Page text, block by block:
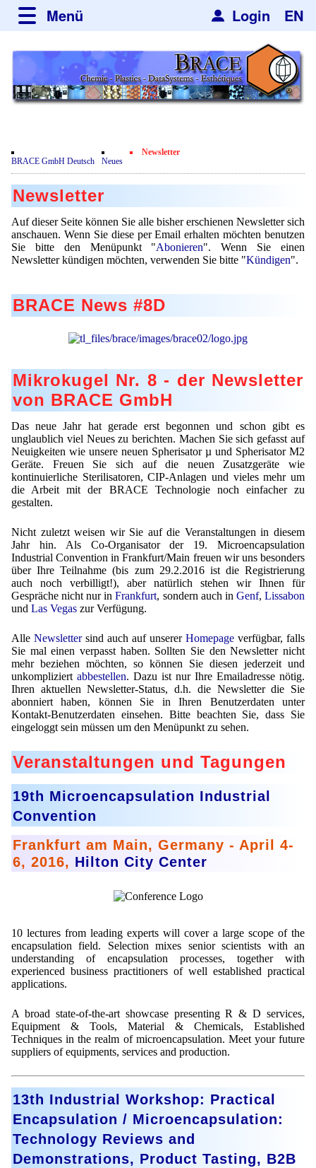
Login EN
Menü
über BRACE
Leistungen
Newsticker
Film
Kundenrezensionen
Zertifikate
Datenschutzerklärung
Kontakt
Neues
Newsletter
Abonieren
Kündigen
Nachrichten
Mikrokugelanlagen
Heizkammern
Trockner
Sortieranlagen
Angebotsanfrage
Spherisator Serie
Spherisator M2
Pilotanlagen
Produktionsanlagen
Dienstleistungen
Mikrokugeln und Verfahren
Mikrokapseln
Mikroverkapselung
Lohnfertigung
Mietanlagen
Angebotsanfrage
Anwendungen
Aromakapseln
Emulgatoren
Katalysatorträger
Keramische Hohlkugeln
Polymere
Soluspheres
Staubreduktion
Hf and ZrHf mixed Microspheres
Ultra spherical granulation (english)
Des microbilles de granulométrie précise
Runde Sache
Fraunhofer UMSICHT Tage
Probiotics Encapsulation
Powering Green Chemistry with Microspheres and
Microcapsules
Shaping of Alginate–Silica Hybrid Materials
Recovery of cobalt from dilute aqueous solutions
Development of alumina microspheres with controlled
size and shape
Mikrokugeln für Instant-Getränkepulver
A Leap Forward to Shaping Better Products –
Microencapsulation and Microgranulation
Drip Casting Technologies at BRACE - An overview
(Movie)
Jobbörse
Kontakt
Kontaktformular
Angebotsanfrage
Bewertungsseite
Anfahrt
Registrierung
Bestätigungsseite Anfrage
Bestätigungsseite Bewertung
Suche
Mitgliederseiten
Neu Registrieren
Zusatzinformationen
Bestätigungsseite Registrierung
Passwort vergessen
Login
Neu Registrieren
BRACE GmbH Deutsch Neues
Newsletter
Newsletter
Auf dieser Seite können Sie alle bisher erschienen Newsletter sich
anschauen. Wenn Sie diese per Email erhalten möchten benutzen
Sie bitte den Menüpunkt "Abonieren". Wenn Sie einen
Newsletter kündigen möchten, verwenden Sie bitte "Kündigen".
BRACE News #8D
Mikrokugel Nr. 8 - der Newsletter
von BRACE GmbH
Das neue Jahr hat gerade erst begonnen und schon gibt es
unglaublich viel Neues zu berichten. Machen Sie sich gefasst auf
Neuigkeiten wie unsere neuen Spherisator µ und Spherisator M2
Geräte. Freuen Sie sich auf die neuen Zusatzgeräte wie
kontinuierliche Sterilisatoren, CIP-Anlagen und vieles mehr um
die Arbeit mit der BRACE Technologie noch einfacher zu
gestalten.
Nicht zuletzt weisen wir Sie auf die Veranstaltungen in diesem
Jahr hin. Als Co-Organisator der 19. Microencapsulation
Industrial Convention in Frankfurt/Main freuen wir uns besonders
über Ihre Teilnahme (bis zum 29.2.2016 ist die Registrierung
auch noch verbilligt!), aber natürlich stehen wir Ihnen für
Gespräche nicht nur inFrankfurt, sondern auch in Genf,Lissabon
und Las Vegas zur Verfügung.
Alle Newslettersind auch auf unserer Homepage verfügbar, falls
Sie mal einen verpasst haben. Sollten Sie den Newsletter nicht
mehr beziehen möchten, so können Sie diesen jederzeit und
unkompliziert abbestellen. Dazu ist nur Ihre Emailadresse nötig.
Ihren aktuellen Newsletter-Status, d.h. die Newsletter die Sie
abonniert haben, können Sie in Ihren Benutzerdaten unter
Kontakt-Benutzerdaten einsehen. Bitte beachten Sie, dass Sie
eingeloggt sein müssen um den Menüpunkt zu sehen.
Veranstaltungen und Tagungen
19th Microencapsulation Industrial
Convention
Frankfurt am Main, Germany - April 4-
6, 2016, Hilton City Center
10 lectures from leading experts will cover a large scope of the
encapsulation field. Selection mixes senior scientists with an
understanding of encapsulation processes, together with
experienced business practitioners of well established practical
applications.
A broad state-of-the-art showcase presenting R & D services,
Equipment & Tools, Material & Chemicals, Established
Techniques in the realm of microencapsulation. Meet your future
suppliers of equipments, services and production.
13th Industrial Workshop: Practical
Encapsulation / Microencapsulation:
Technology Reviews and
Demonstrations, Product Tasting, B2B